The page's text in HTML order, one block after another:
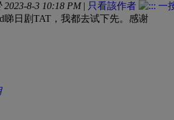
2023-8-3 10:18 PM| 只看該作者
睇日剧TAT，我都去试下先。感谢